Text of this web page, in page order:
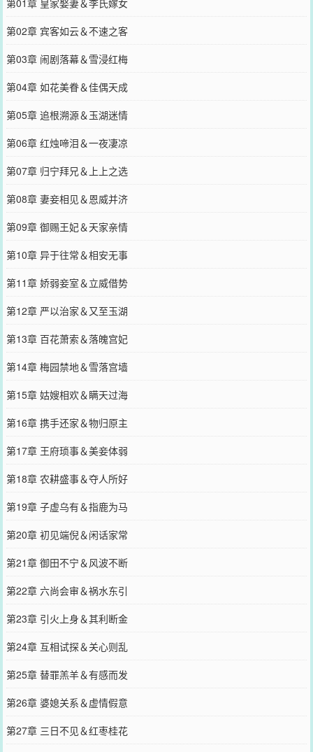
第02章 宾客如云＆不速之客
第03章 闹剧落幕＆雪浸红梅
第04章 如花美眷＆佳偶天成
第05章 追根溯源＆玉湖迷情
第06章 红烛啼泪＆一夜凄凉
第07章 归宁拜兄＆上上之选
第08章 妻妾相见＆恩威并济
第09章 御赐王妃＆天家亲情
第10章 异于往常＆相安无事
第11章 娇弱妾室＆立威借势
第12章 严以治家＆又至玉湖
第13章 百花萧索＆落魄宫妃
第14章 梅园禁地＆雪落宫墙
第15章 姑嫂相欢＆瞒天过海
第16章 携手还家＆物归原主
第17章 王府琐事＆美妾体弱
第18章 农耕盛事＆夺人所好
第19章 子虚乌有＆指鹿为马
第20章 初见端倪＆闲话家常
第21章 御田不宁＆风波不断
第22章 六尚会审＆祸水东引
第23章 引火上身＆其利断金
第24章 互相试探＆关心则乱
第25章 替罪羔羊＆有感而发
第26章 婆媳关系＆虚情假意
第27章 三日不见＆红枣桂花